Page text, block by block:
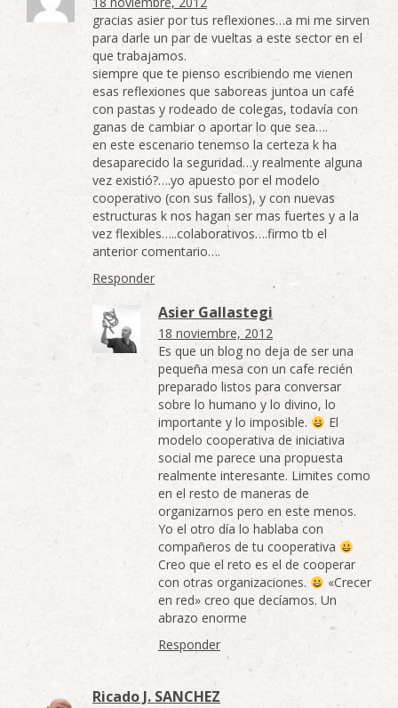
gracias asier por tus reflexiones…a mi me sirven
para darle un par de vueltas a este sector en el
que trabajamos.
siempre que te pienso escribiendo me vienen
esas reflexiones que saboreas juntoa un café
con pastas y rodeado de colegas, todavía con
ganas de cambiar o aportar lo que sea….
en este escenario tenemso la certeza k ha
desaparecido la seguridad…y realmente alguna
vez existió?….yo apuesto por el modelo
cooperativo (con sus fallos), y con nuevas
estructuras k nos hagan ser mas fuertes y a la
vez flexibles…..colaborativos….firmo tb el
anterior comentario….
Responder
Asier Gallastegi
18 noviembre, 2012
Es que un blog no deja de ser una
pequeña mesa con un cafe recién
preparado listos para conversar
sobre lo humano y lo divino, lo
importante y lo imposible.
El
modelo cooperativa de iniciativa
social me parece una propuesta
realmente interesante. Limites como
en el resto de maneras de
organizarnos pero en este menos.
Yo el otro día lo hablaba con
compañeros de tu cooperativa
Creo que el reto es el de cooperar
con otras organizaciones.
«Crecer
en red» creo que decíamos. Un
abrazo enorme
Responder
Ricado J. SANCHEZ